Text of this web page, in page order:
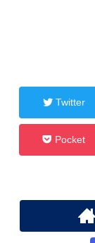
Twitter
Pocket